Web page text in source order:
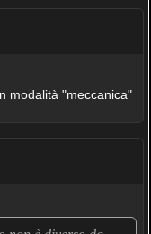
modalità "meccanica"